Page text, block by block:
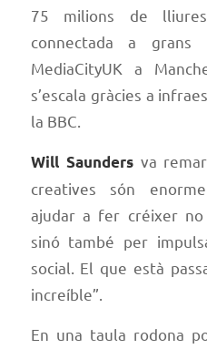
75 milions de
connectada a grans
MediaCityUK a
s’escala gràcies a
la BBC.
Will Saundersva
creatives són
ajudar a fer créixer no
sinó també per
social. El que està
increíble”.
En una taula rodona